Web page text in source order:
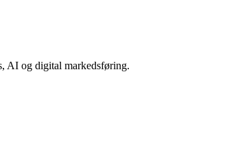
AI og digital markedsføring.